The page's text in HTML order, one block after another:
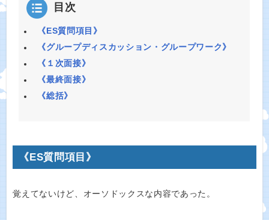
目次
《ES質問項目》
《グループディスカッション・グループワーク》
《１次面接》
《最終面接》
《総括》
《ES質問項目》
覚えてないけど、オーソドックスな内容であった。